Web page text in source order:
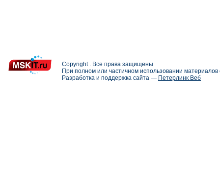
Copyright . Все права защищены
При полном или частичном использовании
Разработка и поддержка сайта — Петерлинк Веб